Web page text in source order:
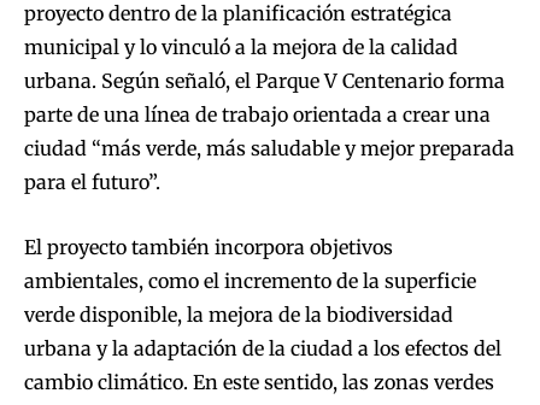
proyecto dentro de la planificación estratégica
municipal y lo vinculó a la mejora de la calidad
urbana. Según señaló, el Parque V Centenario forma
parte de una línea de trabajo orientada a crear una
ciudad “más verde, más saludable y mejor preparada
para el futuro”.
El proyecto también incorpora objetivos
ambientales, como el incremento de la superficie
verde disponible, la mejora de la biodiversidad
urbana y la adaptación de la ciudad a los efectos del
cambio climático. En este sentido, las zonas verdes